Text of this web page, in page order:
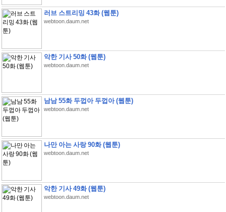
러브 스트리밍 43화 (웹툰)
webtoon.daum.net
악한 기사 50화 (웹툰)
webtoon.daum.net
남남 55화 두껍아 두껍아 (웹툰)
webtoon.daum.net
나만 아는 사랑 90화 (웹툰)
webtoon.daum.net
악한 기사 49화 (웹툰)
webtoon.daum.net